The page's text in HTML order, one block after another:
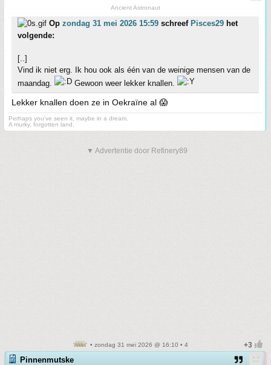
Ancient Astronaut
Op zondag 31 mei 2026 15:59 schreef Pisces29 het
volgende:
[..]
Vind ik niet erg. Ik hou ook als één van de weinige mensen van de
maandag.
Gewoon weer lekker knallen.
Lekker knallen doen ze in Oekraïne al 😱
Perhaps you've seen it, maybe in a dream.
A murky, forgotten land.
▼ Advertentie door Refinery89
• zondag 31 mei 2026 @ 16:10 • 4
Pinnenmutske